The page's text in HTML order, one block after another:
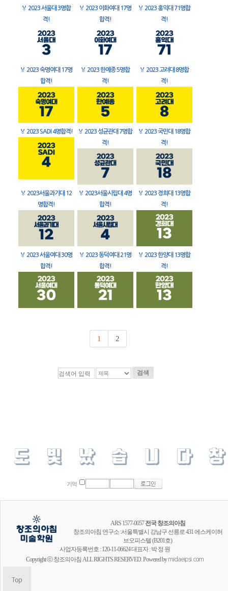
🏅 2023 서울대 3명합
격!
🏅 2023 이화여대 17명
합격!
🏅 2023 홍익대 71명합
격!
🏅 2023 숙명여대 17명
합격!
🏅 2023 한예종 5명합
격!
🏅 2023 고려대 8명합
격!
🏅 2023 SADI 4명합격! 🏅 2023 성균관대 7명합
격!
🏅 2023 국민대 18명합
격!
🏅 2023서울과기대 12
명합격!
🏅 2023서울시립대 4명
합격!
🏅 2023 경희대 13명합
격!
🏅 2023 서울여대 30명
합격!
🏅 2023 동덕여대 21명
합격!
🏅 2023 한양대 13명합
격!
1 2
검색
기억
ARS 1577-0057전국 창조의아침
창조의아침 연구소 :서울특별시 강남구 선릉로 431 에스케이허
브오피스텔 (B201호)
사업자등록번호 : 120-11-06624 대표자 : 박 정 원
Copyright ⓒ 창조의아침 ALL RIGHTS RESERVED. Powered bymidaeipsi.com